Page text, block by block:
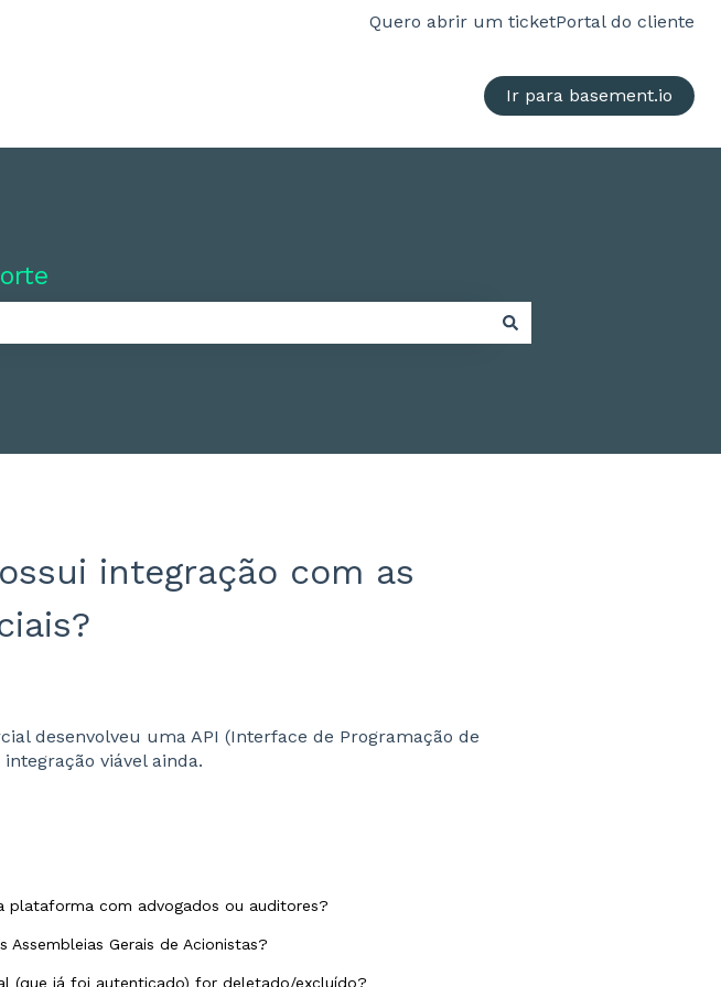
Quero abrir um ticketPortal do cliente
Ir para basement.io
integração com as
desenvolveu uma API (Interface de Programação de
viável ainda.
plataforma com advogados ou auditores?
Gerais de Acionistas?
(que já foi autenticado) for deletado/excluído?